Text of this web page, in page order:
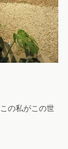
の私がこの世